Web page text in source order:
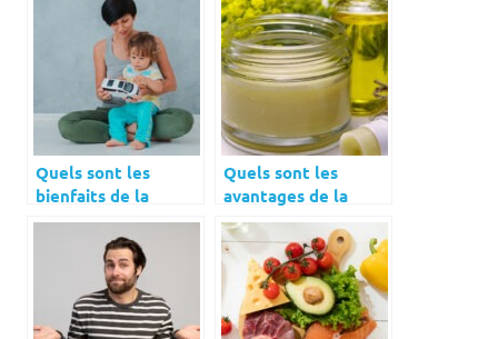
Quels sont les
bienfaits de la
voiture
télécommandée
pour les tout-petits
Quels sont les
avantages de la
nutri-cosmétique ?